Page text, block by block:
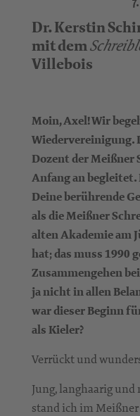
Dr. Kerstin
mit dem
Villebois
Moin, Axel! Wir
Wiedervereinigung.
Dozent der
Anfang an
Deine berührende
als die Meißner
alten Akademie am
hat; das muss 1990
Zusammengehen
ja nicht in allen
war dieser Beginn
als Kieler?
Verrückt und
Jung, langhaarig
stand ich im